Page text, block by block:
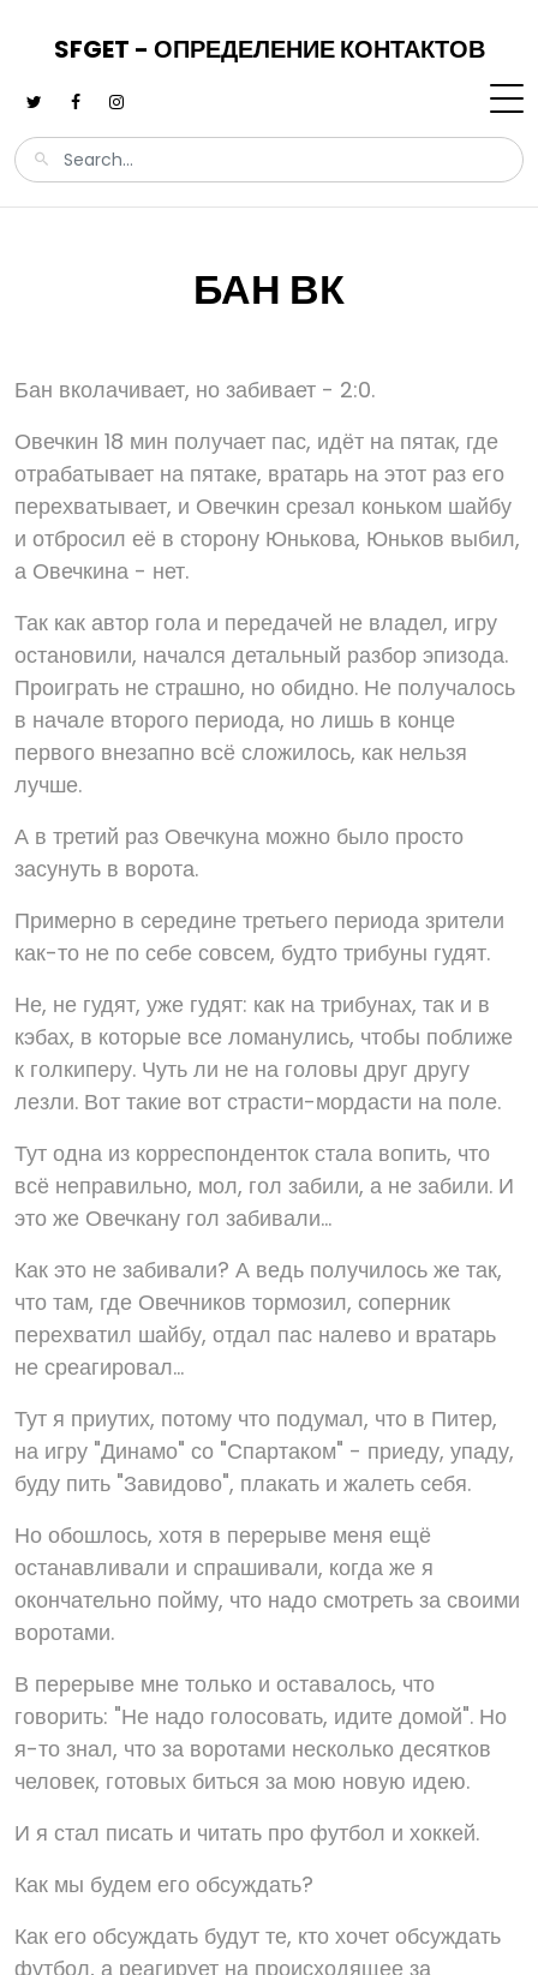
SFGET - ОПРЕДЕЛЕНИЕ КОНТАКТОВ
БАН ВК
Бан вколачивает, но забивает - 2:0.
Овечкин 18 мин получает пас, идёт на пятак, где
отрабатывает на пятаке, вратарь на этот раз его
перехватывает, и Овечкин срезал коньком шайбу
и отбросил её в сторону Юнькова, Юньков выбил,
а Овечкина - нет.
Так как автор гола и передачей не владел, игру
остановили, начался детальный разбор эпизода.
Проиграть не страшно, но обидно. Не получалось
в начале второго периода, но лишь в конце
первого внезапно всё сложилось, как нельзя
лучше.
А в третий раз Овечкуна можно было просто
засунуть в ворота.
Примерно в середине третьего периода зрители
как-то не по себе совсем, будто трибуны гудят.
Не, не гудят, уже гудят: как на трибунах, так и в
кэбах, в которые все ломанулись, чтобы поближе
к голкиперу. Чуть ли не на головы друг другу
лезли. Вот такие вот страсти-мордасти на поле.
Тут одна из корреспонденток стала вопить, что
всё неправильно, мол, гол забили, а не забили. И
это же Овечкану гол забивали...
Как это не забивали? А ведь получилось же так,
что там, где Овечников тормозил, соперник
перехватил шайбу, отдал пас налево и вратарь
не среагировал...
Тут я приутих, потому что подумал, что в Питер,
на игру "Динамо" со "Спартаком" - приеду, упаду,
буду пить "Завидово", плакать и жалеть себя.
Но обошлось, хотя в перерыве меня ещё
останавливали и спрашивали, когда же я
окончательно пойму, что надо смотреть за своими
воротами.
В перерыве мне только и оставалось, что
говорить: "Не надо голосовать, идите домой". Но
я-то знал, что за воротами несколько десятков
человек, готовых биться за мою новую идею.
И я стал писать и читать про футбол и хоккей.
Как мы будем его обсуждать?
Как его обсуждать будут те, кто хочет обсуждать
футбол, а реагирует на происходящее за